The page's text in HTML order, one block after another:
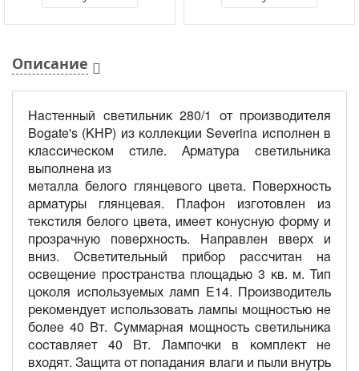
Описание
Настенный светильник 280/1 от производителя
Bogate's (КНР) из коллекции Severina исполнен в
классическом стиле. Арматура светильника
выполнена из
металла белого глянцевого цвета. Поверхность
арматуры глянцевая. Плафон изготовлен из
текстиля белого цвета, имеет конусную форму и
прозрачную поверхность. Направлен вверх и
вниз. Осветительный прибор рассчитан на
освещение пространства площадью 3 кв. м. Тип
цоколя используемых ламп E14. Производитель
рекомендует использовать лампы мощностью не
более 40 Вт. Суммарная мощность светильника
составляет 40 Вт. Лампочки в комплект не
входят. Защита от попадания влаги и пыли внутрь